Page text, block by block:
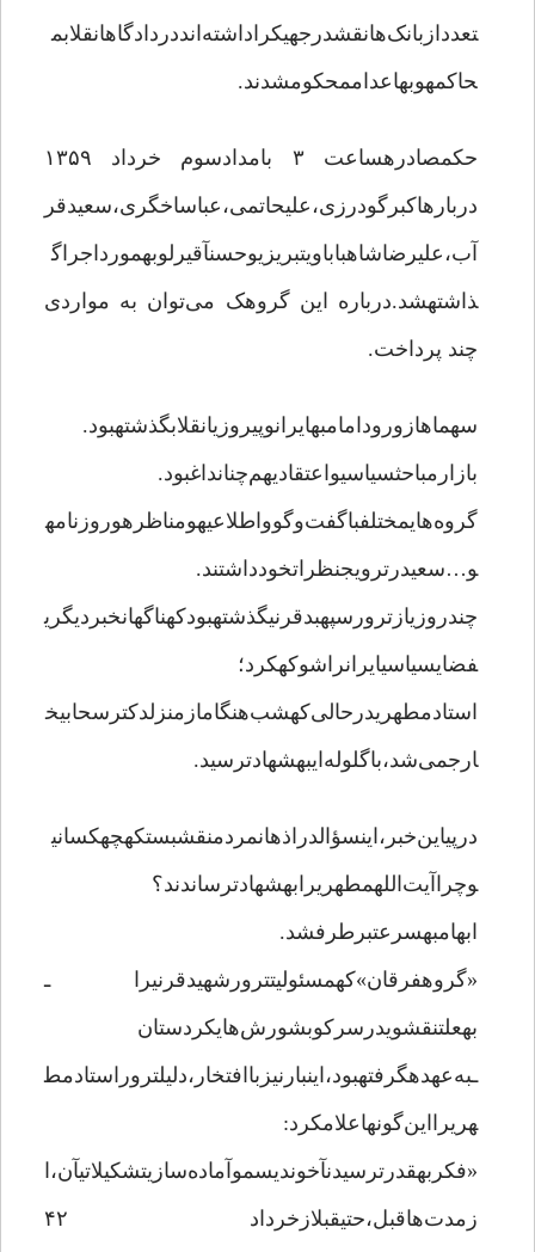
تعددازبانک‌هانقشدرجهیکراداشته‌انددردادگاهانقلابم
حاکمهوبهاعداممحکومشدند.
حکمصادرهساعت ۳ بامدادسوم خرداد ۱۳۵۹
دربارهاکبرگودرزی،علیحاتمی،عباساخگری،سعیدقر
آب،علیرضاشاهباباویتبریزیوحسنآقیرلوبهمورداجراگ
ذاشتهشد.درباره این گروهک می‌توان به مواردی
چند پرداخت.
سهماهازورودامامبهایرانوپیروزیانقلابگذشتهبود.
بازارمباحثسیاسیواعتقادیهم‌چنانداغبود.
گروه‌هایمختلفباگفت‌وگوواطلاعیهومناظرهوروزنامه
و…سعیدرترویجنظراتخودداشتند.
چندروزیازترورسپهبدقرنیگذشتهبودکهناگهانخبردیگری
فضایسیاسیایرانراشوکهکرد؛
استادمطهریدرحالی‌کهشب‌هنگامازمنزلدکترسحابیخ
ارجمی‌شد،باگلوله‌ایبهشهادترسید.
درپیاین‌خبر،اینسؤالدراذهانمردمنقشبستکهچهکسانی
وچراآیت‌اللهمطهریرابهشهادترساندند؟
ابهامبهسرعتبرطرفشد.
«گروهفرقان»کهمسئولیتترورشهیدقرنیرا ـ
بهعلتنقشویدرسرکوبشورش‌هایکردستان
ـبه‌عهدهگرفتهبود،اینبارنیزباافتخار،دلیلتروراستادمط
هریرااین‌گونهاعلامکرد:
«فکربهقدرترسیدنآخوندیسموآماده‌سازیتشکیلاتیآن،ا
زمدت‌هاقبل،حتیقبلازخرداد ۴۲